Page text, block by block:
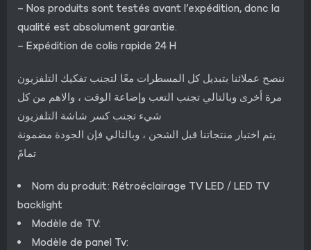
– Nos produits sont testés avant l’expédition, donc la
qualité est absolument garantie.
– Expédition de colis rapide 24 H
ننصح عملائنا بتبديل كل المسطرات معًا لتجنب تفكيك التلفزيون
مرة أخرى وبالتالي تجنب التعب وإضاعة الوقت ، والاهم من كل
شيء تجنب كسر شاشة التلفزيون
يتم اختبار منتجاتنا قبل الشحن ، وبالتالي فإن الجودة مضمونة
تمامً
Nom du produit: Rétroéclairage TV LED / LED TV
backlight
Modèle de TV:
Modèle de panel Tv: